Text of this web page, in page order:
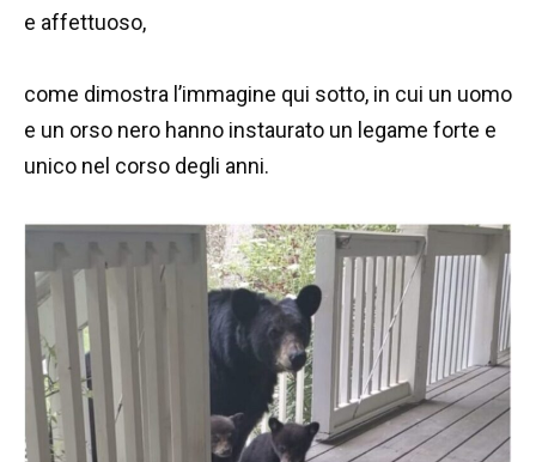
e affettuoso,
come dimostra l’immagine qui sotto, in cui un uomo
e un orso nero hanno instaurato un legame forte e
unico nel corso degli anni.